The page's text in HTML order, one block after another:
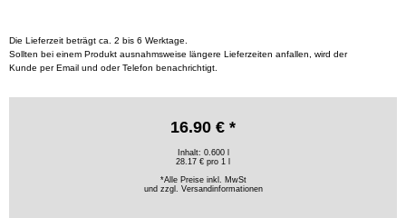
Die Lieferzeit beträgt ca. 2 bis 6 Werktage.
Sollten bei einem Produkt ausnahmsweise längere Lieferzeiten anfallen, wird der
Kunde per Email und oder Telefon benachrichtigt.
16.90 € *
Inhalt: 0.600 l
28.17 € pro 1 l
*Alle Preise inkl. MwSt
und zzgl. Versandinformationen